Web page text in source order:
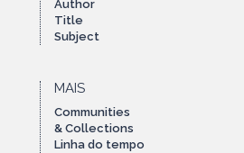
Author
Title
Subject
MAIS
Communities
& Collections
Linha do tempo